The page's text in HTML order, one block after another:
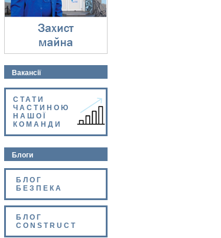
Вакансії
СТАТИ
ЧАСТИНОЮ
НАШОЇ
КОМАНДИ
Блоги
БЛОГ
БЕЗПЕКА
БЛОГ
CONSTRUCT